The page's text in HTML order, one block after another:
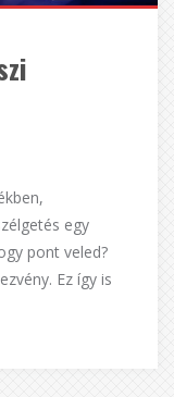
egy
pont veled?
Ez így is